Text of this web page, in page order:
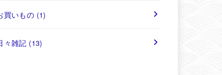
買いもの (1)
々雑記 (13)